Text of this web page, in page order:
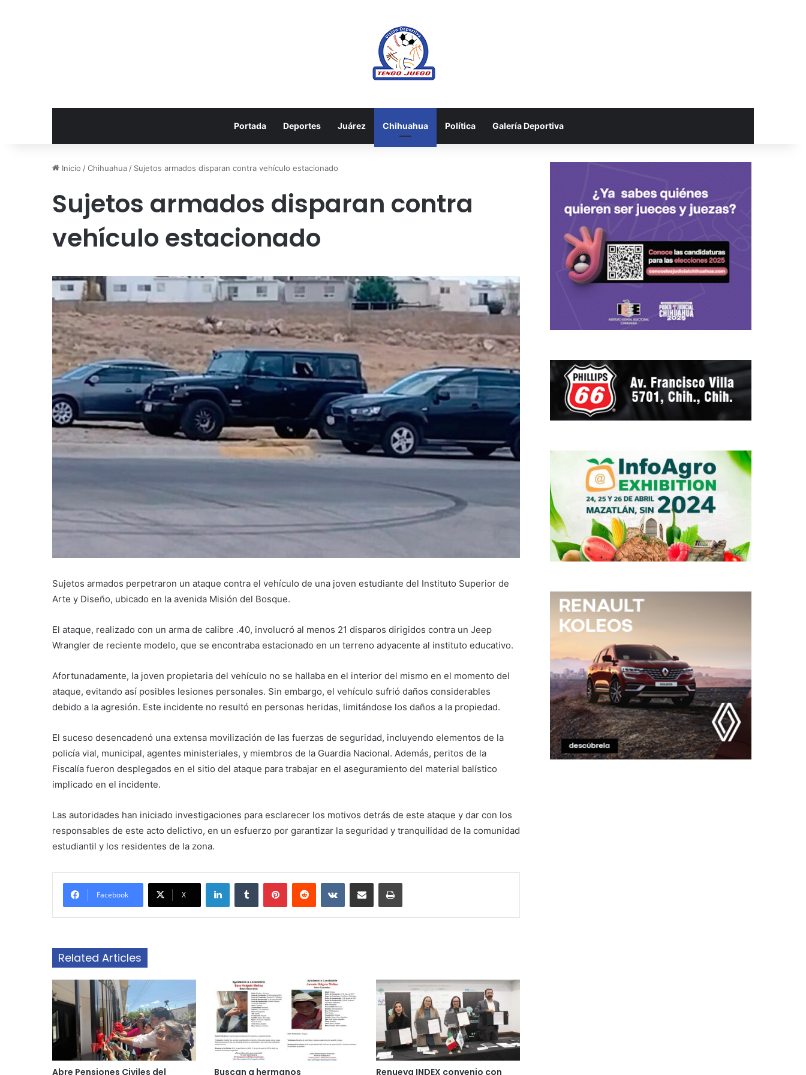
Portada Deportes Juárez Chihuahua Política Galería Deportiva
Inicio /Chihuahua / Sujetos armados disparan contra vehículo estacionado
Sujetos armados disparan contra
vehículo estacionado
Sujetos armados perpetraron un ataque contra el vehículo de una joven estudiante del Instituto Superior de
Arte y Diseño, ubicado en la avenida Misión del Bosque.
El ataque, realizado con un arma de calibre .40, involucró al menos 21 disparos dirigidos contra un Jeep
Wrangler de reciente modelo, que se encontraba estacionado en un terreno adyacente al instituto educativo.
Afortunadamente, la joven propietaria del vehículo no se hallaba en el interior del mismo en el momento del
ataque, evitando así posibles lesiones personales. Sin embargo, el vehículo sufrió daños considerables
debido a la agresión. Este incidente no resultó en personas heridas, limitándose los daños a la propiedad.
El suceso desencadenó una extensa movilización de las fuerzas de seguridad, incluyendo elementos de la
policía vial, municipal, agentes ministeriales, y miembros de la Guardia Nacional. Además, peritos de la
Fiscalía fueron desplegados en el sitio del ataque para trabajar en el aseguramiento del material balístico
implicado en el incidente.
Las autoridades han iniciado investigaciones para esclarecer los motivos detrás de este ataque y dar con los
responsables de este acto delictivo, en un esfuerzo por garantizar la seguridad y tranquilidad de la comunidad
estudiantil y los residentes de la zona.
Facebook X
LinkedInTumblr PinterestReddit VKontakteShare via Email Print
Related Articles
Abre Pensiones Civiles del Buscan a hermanos Renueva INDEX convenio con